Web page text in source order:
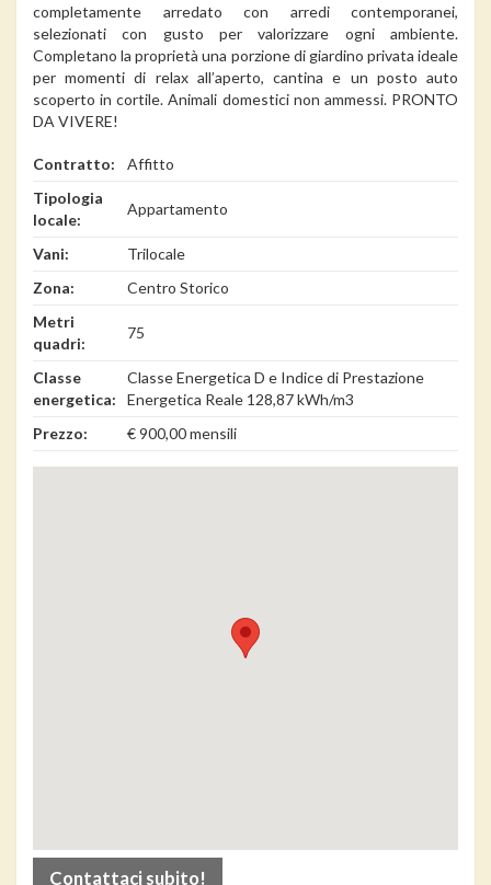
completamente arredato con arredi contemporanei,
selezionati con gusto per valorizzare ogni ambiente.
Completano la proprietà una porzione di giardino privata ideale
per momenti di relax all’aperto, cantina e un posto auto
scoperto in cortile. Animali domestici non ammessi. PRONTO
DA VIVERE!
Contratto:
Affitto
Tipologia
locale:
Appartamento
Vani:
Trilocale
Zona:
Centro Storico
Metri
quadri:
75
Classe
energetica:
Classe Energetica D e Indice di Prestazione
Energetica Reale 128,87 kWh/m3
Prezzo:
€ 900,00 mensili
Contattaci subito!